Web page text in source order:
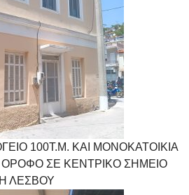
100Τ.Μ. ΚΑΙ ΜΟΝΟΚΑΤΟΙΚΙΑ
ΟΡΟΦΟ ΣΕ ΚΕΝΤΡΙΚΟ ΣΗΜΕΙΟ
ΛΕΣΒΟΥ